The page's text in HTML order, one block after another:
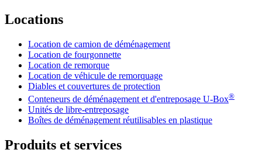
Locations
Location de camion de déménagement
Location de fourgonnette
Location de remorque
Location de véhicule de remorquage
Diables et couvertures de protection
Conteneurs de déménagement et d'entreposage U-Box®
Unités de libre-entreposage
Boîtes de déménagement réutilisables en plastique
Produits et services